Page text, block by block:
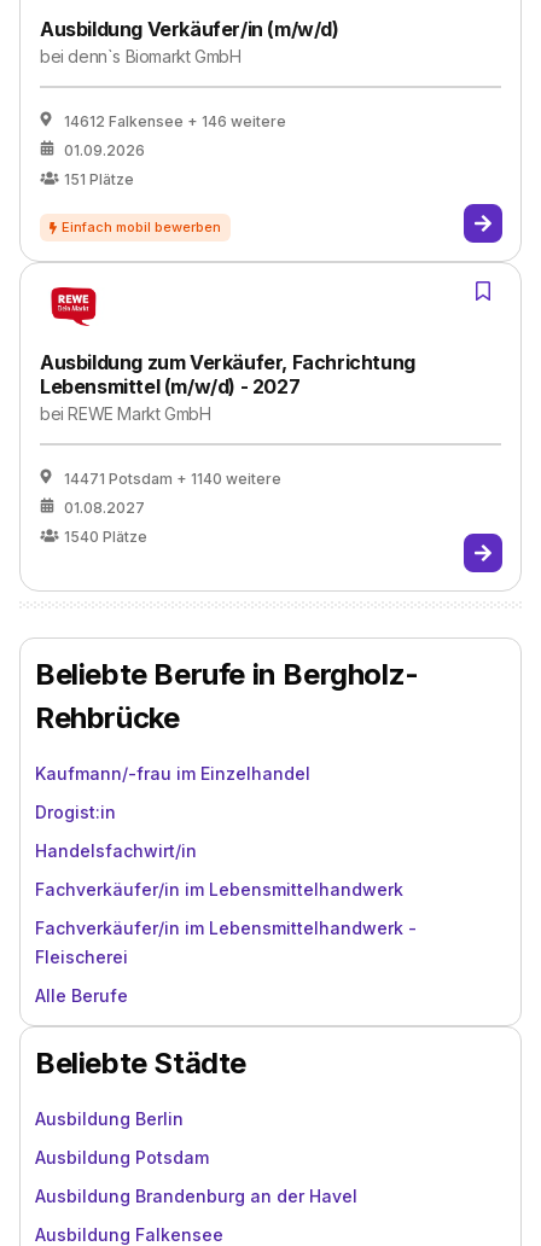
Ausbildung Verkäufer/in (m/w/d)
beidenn`s Biomarkt GmbH
14612 Falkensee + 146 weitere
01.09.2026
151 Plätze
Ausbildung zum Verkäufer, Fachrichtung
Lebensmittel (m/w/d) - 2027
beiREWE Markt GmbH
14471 Potsdam + 1140 weitere
01.08.2027
1540 Plätze
Beliebte Berufe in Bergholz-
Rehbrücke
Kaufmann/-frau im Einzelhandel
Drogist:in
Handelsfachwirt/in
Fachverkäufer/in im Lebensmittelhandwerk
Fachverkäufer/in im Lebensmittelhandwerk -
Fleischerei
Alle Berufe
Beliebte Städte
Ausbildung Berlin
Ausbildung Potsdam
Ausbildung Brandenburg an der Havel
Ausbildung Falkensee